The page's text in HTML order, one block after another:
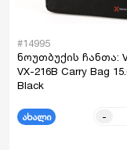
#14995
ნოუთბუქის ჩანთა:
VX-216B Carry Bag
Black
ახალი -